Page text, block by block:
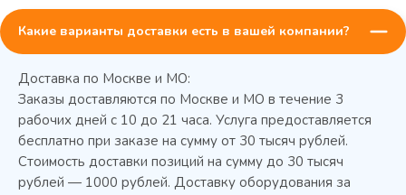
Колода разрубочная КР-5/5
Какие варианты доставки есть в вашей компании?
Доставка по Москве и МО:
Заказы доставляются по Москве и МО в течение 3
рабочих дней с 10 до 21 часа. Услуга предоставляется
бесплатно при заказе на сумму от 30 тысяч рублей.
Стоимость доставки позиций на сумму до 30 тысяч
рублей — 1000 рублей. Доставку оборудования за